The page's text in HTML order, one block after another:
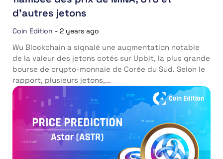
d’autres jetons
Coin Edition - 2 years ago
Wu Blockchain a signalé une augmentation notable
de la valeur des jetons cotés sur Upbit, la plus grande
bourse de crypto-monnaie de Corée du Sud. Selon le
rapport, plusieurs jetons,...